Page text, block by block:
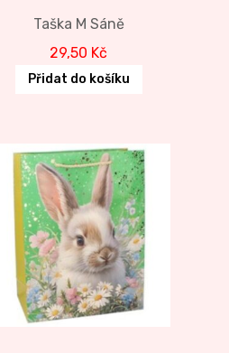
Taška M Sáně
29,50 Kč
Přidat do košíku